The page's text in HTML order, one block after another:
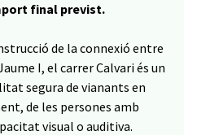
final previst.
de la connexió entre
I, el carrer Calvari és un
segura de vianants en
de les persones amb
visual o auditiva.